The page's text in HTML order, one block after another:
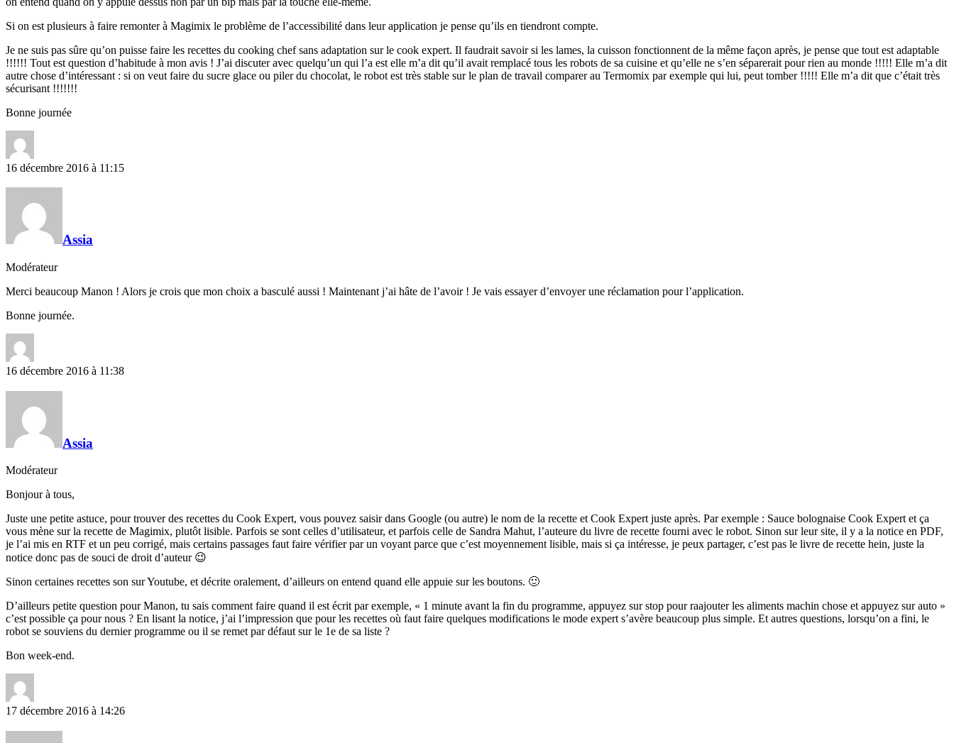
Si on est plusieurs à faire remonter à Magimix le problème de l’accessibilité dans leur application je pense qu’ils en tiendront compte.
Je ne suis pas sûre qu’on puisse faire les recettes du cooking chef sans adaptation sur le cook expert. Il faudrait savoir si les lames, la cuisson fonctionnent de la même façon après, je pense que tout est adaptable
!!!!!! Tout est question d’habitude à mon avis ! J’ai discuter avec quelqu’un qui l’a est elle m’a dit qu’il avait remplacé tous les robots de sa cuisine et qu’elle ne s’en séparerait pour rien au monde !!!!! Elle m’a dit
autre chose d’intéressant : si on veut faire du sucre glace ou piler du chocolat, le robot est très stable sur le plan de travail comparer au Termomix par exemple qui lui, peut tomber !!!!! Elle m’a dit que c’était très
sécurisant !!!!!!!
Bonne journée
16 décembre 2016 à 11:15
Assia
Modérateur
Merci beaucoup Manon ! Alors je crois que mon choix a basculé aussi ! Maintenant j’ai hâte de l’avoir ! Je vais essayer d’envoyer une réclamation pour l’application.
Bonne journée.
16 décembre 2016 à 11:38
Assia
Modérateur
Bonjour à tous,
Juste une petite astuce, pour trouver des recettes du Cook Expert, vous pouvez saisir dans Google (ou autre) le nom de la recette et Cook Expert juste après. Par exemple : Sauce bolognaise Cook Expert et ça
vous mène sur la recette de Magimix, plutôt lisible. Parfois se sont celles d’utilisateur, et parfois celle de Sandra Mahut, l’auteure du livre de recette fourni avec le robot. Sinon sur leur site, il y a la notice en PDF,
je l’ai mis en RTF et un peu corrigé, mais certains passages faut faire vérifier par un voyant parce que c’est moyennement lisible, mais si ça intéresse, je peux partager, c’est pas le livre de recette hein, juste la
notice donc pas de souci de droit d’auteur 😉
Sinon certaines recettes son sur Youtube, et décrite oralement, d’ailleurs on entend quand elle appuie sur les boutons. 🙂
D’ailleurs petite question pour Manon, tu sais comment faire quand il est écrit par exemple, « 1 minute avant la fin du programme, appuyez sur stop pour raajouter les aliments machin chose et appuyez sur auto »
c’est possible ça pour nous ? En lisant la notice, j’ai l’impression que pour les recettes où faut faire quelques modifications le mode expert s’avère beaucoup plus simple. Et autres questions, lorsqu’on a fini, le
robot se souviens du dernier programme ou il se remet par défaut sur le 1e de sa liste ?
Bon week-end.
17 décembre 2016 à 14:26